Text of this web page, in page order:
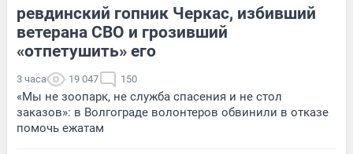
ревдинский гопник Черкас, избивший
ветерана СВО и грозивший
«отпетушить» его
3 часа 19 047 150
«Мы не зоопарк, не служба спасения и не стол
заказов»: в Волгограде волонтеров обвинили в отказе
помочь ежатам